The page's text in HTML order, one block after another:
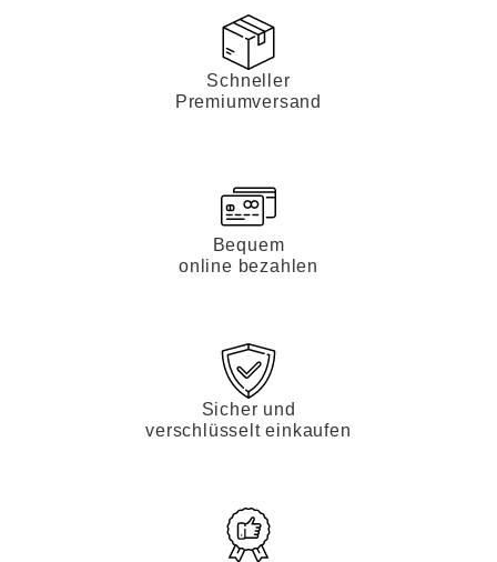
Schneller
Premiumversand
Bequem
online bezahlen
Sicher und
verschlüsselt einkaufen